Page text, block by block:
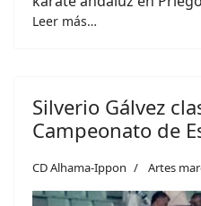
Leer más…
Silverio Gálvez
Campeonato de
CD Alhama-Ippon Artes